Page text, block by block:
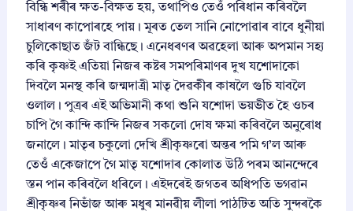
বিন্ধি শৰীৰ ক্ষত-বিক্ষত হয়, তথাপিও তেওঁ পৰিধান কৰিবলৈ
সাধাৰণ কাপোৰহে পায়। মূৰত তেল সানি নোপোৱাৰ বাবে ধুনীয়া
চুলিকোছাত জঁট বান্ধিছে। এনেধৰণৰ অৱহেলা আৰু অপমান সহ্য
কৰি কৃষ্ণই এতিয়া নিজৰ কষ্টৰ সমপৰিমাণৰ দুখ যশোদাকো
দিবলৈ মনস্থ কৰি জন্মদাত্ৰী মাতৃ দৈৱকীৰ কাষলৈ গুচি যাবলৈ
ওলাল। পুত্ৰৰ এই অভিমানী কথা শুনি যশোদা ভয়ভীত হৈ ওচৰ
চাপি গৈ কান্দি কান্দি নিজৰ সকলো দোষ ক্ষমা কৰিবলৈ অনুৰোধ
জনালে। মাতৃৰ চকুলো দেখি শ্ৰীকৃষ্ণৰো অন্তৰ পমি গ’ল আৰু
তেওঁ একেজাপে গৈ মাতৃ যশোদাৰ কোলাত উঠি পৰম আনন্দেৰে
স্তন পান কৰিবলৈ ধৰিলে। এইদৰেই জগতৰ অধিপতি ভগৱান
শ্ৰীকৃষ্ণৰ নিভাঁজ আৰু মধুৰ মানৱীয় লীলা পাঠটিত অতি সুন্দৰকৈ